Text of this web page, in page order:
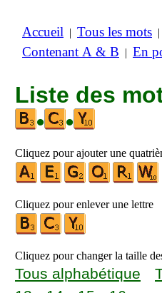
Accueil | Tous les mots |
Contenant A & B | En
Liste des
•
•
Cliquez pour ajouter une
Cliquez pour enlever une lettre
Cliquez pour changer la taille
Tous alphabétique